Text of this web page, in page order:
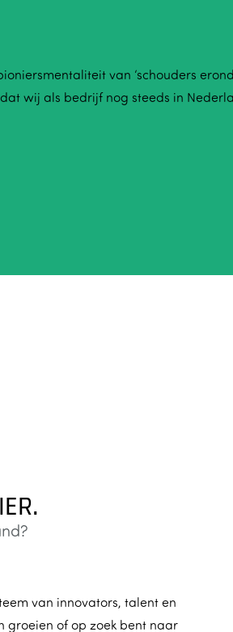
van ‘schouders
wij als bedrijf nog steeds in
van innovators, talent en
groeien of op zoek bent naar